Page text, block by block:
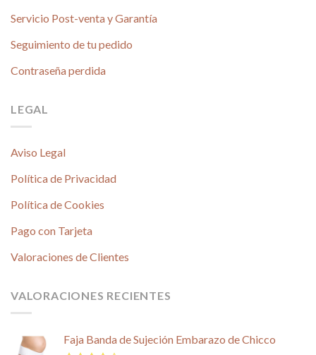
Servicio Post-venta y Garantía
Seguimiento de tu pedido
Contraseña perdida
LEGAL
Aviso Legal
Política de Privacidad
Política de Cookies
Pago con Tarjeta
Valoraciones de Clientes
VALORACIONES RECIENTES
Faja Banda de Sujeción Embarazo de Chicco